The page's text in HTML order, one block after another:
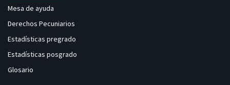
Mesa de ayuda
Derechos Pecuniarios
Estadísticas pregrado
Estadísticas posgrado
Glosario